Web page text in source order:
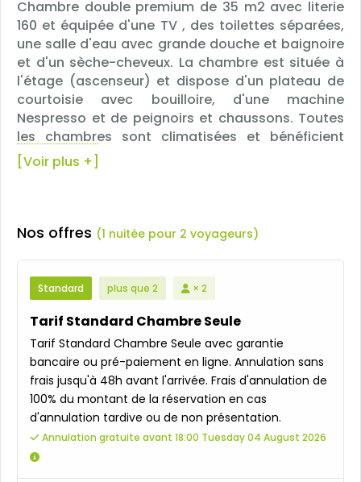
Chambre double premium de 35 m2 avec literie
160 et équipée d'une TV , des toilettes séparées,
une salle d'eau avec grande douche et baignoire
et d'un sèche-cheveux. La chambre est située à
l'étage (ascenseur) et dispose d'un plateau de
courtoisie avec bouilloire, d'une machine
Nespresso et de peignoirs et chaussons. Toutes
les chambres sont climatisées et bénéficient
d'une offre de room service 7/7j. Chambre
pouvant accueillir 2 personnes maximum de plus
[Voir plus +]
Nos offres (1 nuitée pour 2 voyageurs)
Standard plus que 2 × 2
Tarif Standard Chambre Seule
Tarif Standard Chambre Seule avec garantie
bancaire ou pré-paiement en ligne. Annulation sans
frais jusqu'à 48h avant l'arrivée. Frais d'annulation de
100% du montant de la réservation en cas
d'annulation tardive ou de non présentation.
Annulation gratuite avant 18:00 Tuesday 04 August 2026